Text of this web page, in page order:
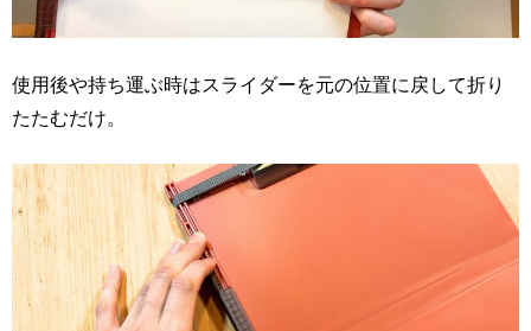
使用後や持ち運ぶ時はスライダーを元の位置に戻して折り
たたむだけ。